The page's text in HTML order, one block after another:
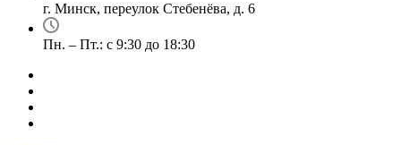
г. Минск, переулок Стебенёва, д. 6
Пн. – Пт.: с 9:30 до 18:30